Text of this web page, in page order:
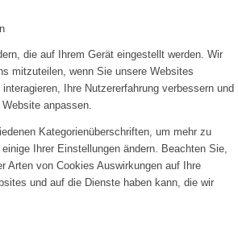
die auf Ihrem Gerät eingestellt werden. Wir
mitzuteilen, wenn Sie unsere Websites
Ihre Nutzererfahrung verbessern und
Website anpassen.
Kategorienüberschriften, um mehr zu
Ihrer Einstellungen ändern. Beachten Sie,
Arten von Cookies Auswirkungen auf Ihre
und auf die Dienste haben kann, die wir